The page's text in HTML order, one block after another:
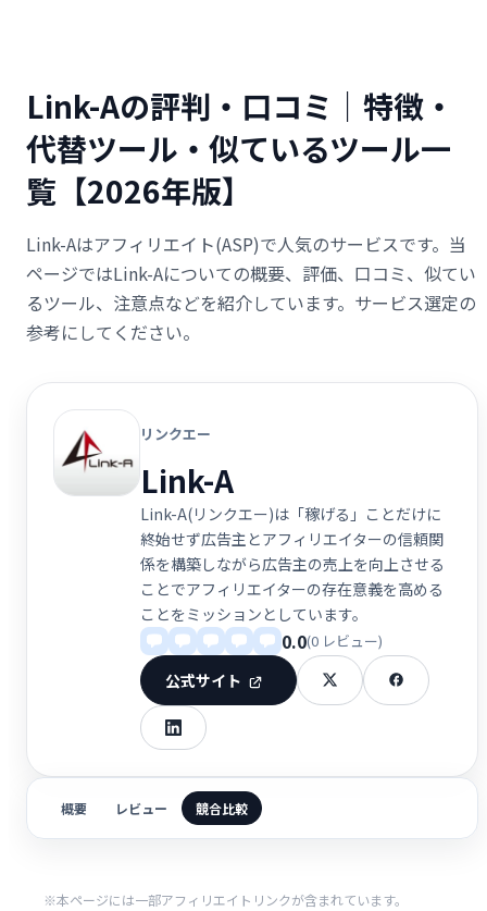
Link-Aの評判・口コミ｜特徴・
代替ツール・似ているツール一
覧【2026年版】
Link-Aはアフィリエイト(ASP)で人気のサービスです。当
ページではLink-Aについての概要、評価、口コミ、似てい
るツール、注意点などを紹介しています。サービス選定の
参考にしてください。
リンクエー
Link-A
Link-A(リンクエー)は「稼げる」ことだけに
終始せず広告主とアフィリエイターの信頼関
係を構築しながら広告主の売上を向上させる
ことでアフィリエイターの存在意義を高める
ことをミッションとしています。
0.0(0 レビュー)
公式サイト
概要 レビュー 競合比較
※本ページには一部アフィリエイトリンクが含まれています。